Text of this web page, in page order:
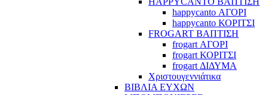
happycanto ΑΓΟΡΙ
happycanto ΚΟΡΙΤΣΙ
FROGART ΒΑΠΤΙΣΗ
frogart ΑΓΟΡΙ
frogart ΚΟΡΙΤΣΙ
frogart ΔΙΔΥΜΑ
Χριστουγεννιάτικα
ΒΙΒΛΙΑ ΕΥΧΩΝ